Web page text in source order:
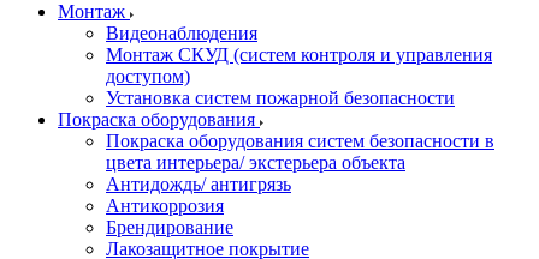
Монтаж
Видеонаблюдения
Монтаж СКУД (систем контроля и управления
доступом)
Установка систем пожарной безопасности
Покраска оборудования
Покраска оборудования систем безопасности в
цвета интерьера/ экстерьера объекта
Антидождь/ антигрязь
Антикоррозия
Брендирование
Лакозащитное покрытие